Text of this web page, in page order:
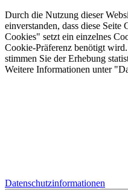
Durch die Nutzung dieser
einverstanden, dass diese
Cookies" setzt ein einzelnes
Cookie-Präferenz benötigt
stimmen Sie der Erhebung
Weitere Informationen unter
Datenschutzinformationen